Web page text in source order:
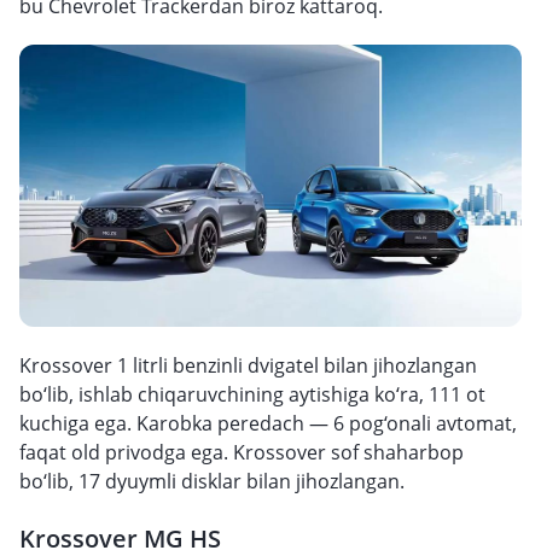
bu Chevrolet Trackerdan biroz kattaroq.
Krossover 1 litrli benzinli dvigatel bilan jihozlangan
bo‘lib, ishlab chiqaruvchining aytishiga ko‘ra, 111 ot
kuchiga ega. Karobka peredach — 6 pog‘onali avtomat,
faqat old privodga ega. Krossover sof shaharbop
bo‘lib, 17 dyuymli disklar bilan jihozlangan.
Krossover MG HS